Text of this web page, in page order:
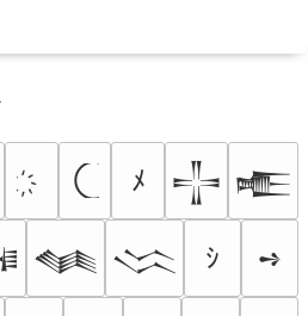
ﾒ 𒋲 𒍫
𒈝 𒈱 ｼ ➺